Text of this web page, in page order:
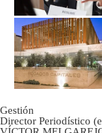
Gestión
Director Periodístico